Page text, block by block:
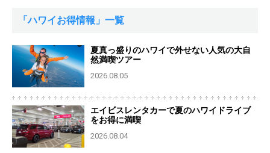
「ハワイお得情報」一覧
夏真っ盛りのハワイで外せない人気の大自
然満喫ツアー
2026.08.05
エイビスレンタカーで夏のハワイドライブ
をお得に満喫
2026.08.04